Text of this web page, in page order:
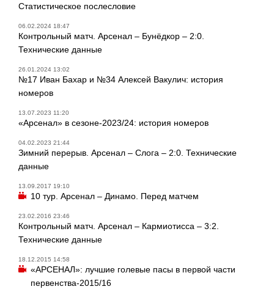
Статистическое послесловие
06.02.2024 18:47
Контрольный матч. Арсенал – Бунёдкор – 2:0.
Технические данные
26.01.2024 13:02
№17 Иван Бахар и №34 Алексей Вакулич: история
номеров
13.07.2023 11:20
«Арсенал» в сезоне-2023/24: история номеров
04.02.2023 21:44
Зимний перерыв. Арсенал – Слога – 2:0. Технические
данные
13.09.2017 19:10
10 тур. Арсенал – Динамо. Перед матчем
23.02.2016 23:46
Контрольный матч. Арсенал – Кармиотисса – 3:2.
Технические данные
18.12.2015 14:58
«АРСЕНАЛ»: лучшие голевые пасы в первой части
первенства-2015/16